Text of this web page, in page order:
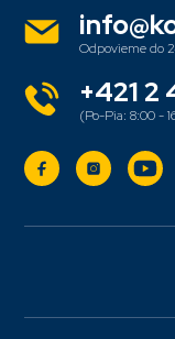
info@
+421